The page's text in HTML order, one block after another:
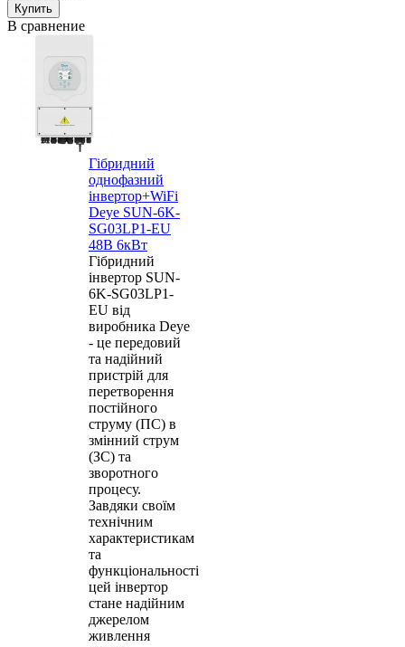
В сравнение
Гібридний
однофазний
інвертор+WiFi
Deye SUN-6K-
SG03LP1-EU
48В 6кВт
Гібридний
інвертор SUN-
6K-SG03LP1-
EU від
виробника Deye
- це передовий
та надійний
пристрій для
перетворення
постійного
струму (ПС) в
змінний струм
(ЗС) та
зворотного
процесу.
Завдяки своїм
технічним
характеристикам
та
функціональності
цей інвертор
стане надійним
джерелом
живлення